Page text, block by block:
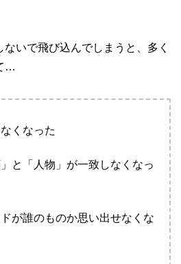
いで飛び込んでしまうと、多く
…
くなった
」と「人物」が一致しなくなっ
が誰のものか思い出せなくな